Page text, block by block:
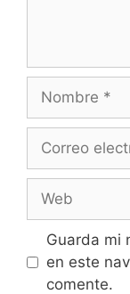
electrónico
Guarda mi
en este
comente.